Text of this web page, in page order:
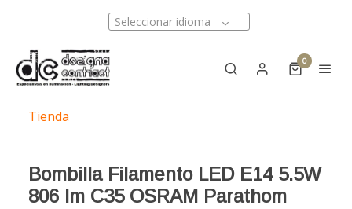
Seleccionar idioma
0
Tienda
Bombilla Filamento LED E14 5.5W
806 lm C35 OSRAM Parathom